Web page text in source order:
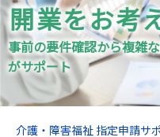
開業をお考
事前の要件確認から複雑
がサポート
介護・障害福祉 指定申請サ